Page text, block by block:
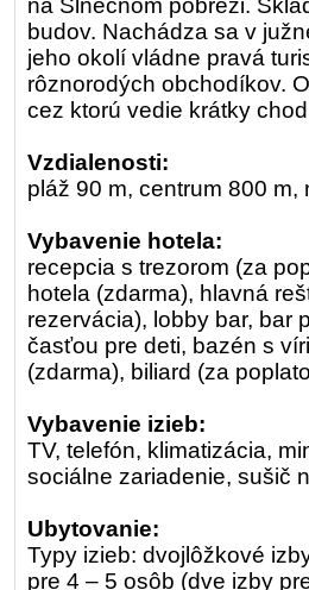
na Slnečnom pobreži.
budov. Nachádza sa v
jeho okolí vládne pravá
rôznorodých obchodíkov.
cez ktorú vedie krátky
Vzdialenosti:
pláž 90 m, centrum 800
Vybavenie hotela:
recepcia s trezorom (za
hotela (zdarma), hlavná
rezervácia), lobby bar, bar
časťou pre deti, bazén s
(zdarma), biliard (za
Vybavenie izieb:
TV, telefón, klimatizácia,
sociálne zariadenie, sušič
Ubytovanie:
Typy izieb: dvojlôžkové
pre 4 – 5 osôb (dve izby